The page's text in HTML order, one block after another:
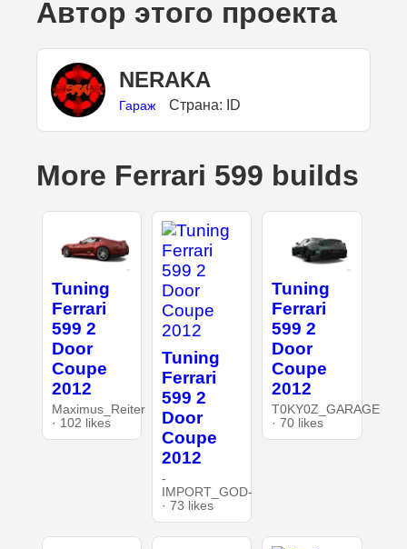
Автор этого проекта
NERAKA
Гараж Страна: ID
More Ferrari 599 builds
Tuning
Ferrari
599 2
Door
Coupe
2012
Maximus_Reiter
· 102 likes
Tuning
Ferrari
599 2
Door
Coupe
2012
-
IMPORT_GOD-
· 73 likes
Tuning
Ferrari
599 2
Door
Coupe
2012
T0KY0Z_GARAGE
· 70 likes